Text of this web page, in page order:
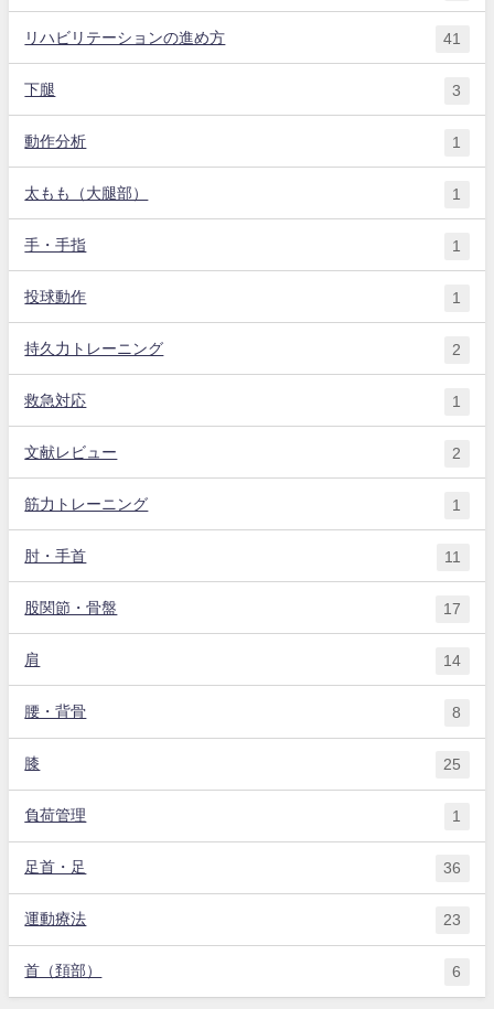
リハビリテーションの進め方 41
下腿 3
動作分析 1
太もも（大腿部） 1
手・手指 1
投球動作 1
持久力トレーニング 2
救急対応 1
文献レビュー 2
筋力トレーニング 1
肘・手首 11
股関節・骨盤 17
肩 14
腰・背骨 8
膝 25
負荷管理 1
足首・足 36
運動療法 23
首（頚部） 6